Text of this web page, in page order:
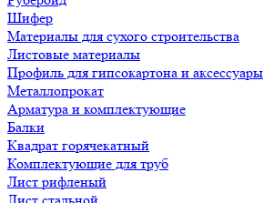
Шифер
Материалы для сухого строительства
Листовые материалы
Профиль для гипсокартона и аксессуары
Металлопрокат
Арматура и комплектующие
Балки
Квадрат горячекатный
Комплектующие для труб
Лист рифленый